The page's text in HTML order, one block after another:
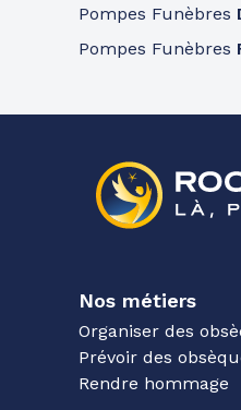
Pompes Funèbres
Pompes Funèbres
Nos métiers
Organiser des
Prévoir des
Rendre hommage